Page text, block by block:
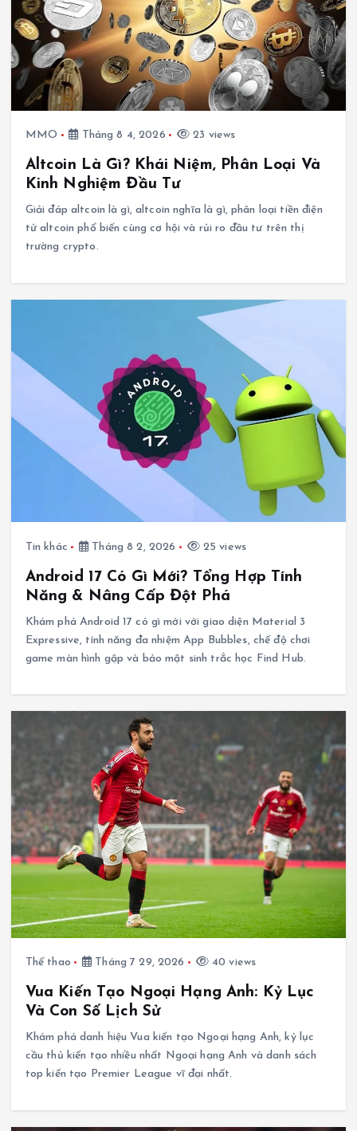
MMO Tháng 8 4, 2026 23 views
Altcoin Là Gì? Khái Niệm, Phân Loại Và
Kinh Nghiệm Đầu Tư
Giải đáp altcoin là gì, altcoin nghĩa là gì, phân loại tiền điện
tử altcoin phổ biến cùng cơ hội và rủi ro đầu tư trên thị
trường crypto.
Tin khác Tháng 8 2, 2026 25 views
Android 17 Có Gì Mới? Tổng Hợp Tính
Năng & Nâng Cấp Đột Phá
Khám phá Android 17 có gì mới với giao diện Material 3
Expressive, tính năng đa nhiệm App Bubbles, chế độ chơi
game màn hình gập và bảo mật sinh trắc học Find Hub.
Thể thao Tháng 7 29, 2026 40 views
Vua Kiến Tạo Ngoại Hạng Anh: Kỷ Lục
Và Con Số Lịch Sử
Khám phá danh hiệu Vua kiến tạo Ngoại hạng Anh, kỷ lục
cầu thủ kiến tạo nhiều nhất Ngoại hạng Anh và danh sách
top kiến tạo Premier League vĩ đại nhất.